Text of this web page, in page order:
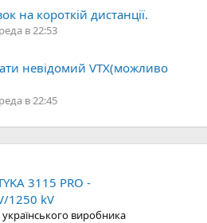
на короткій дистанції.
в 22:53
невідомий VTX(можливо
в 22:45
3115 PRO -
1250 kV
виробника